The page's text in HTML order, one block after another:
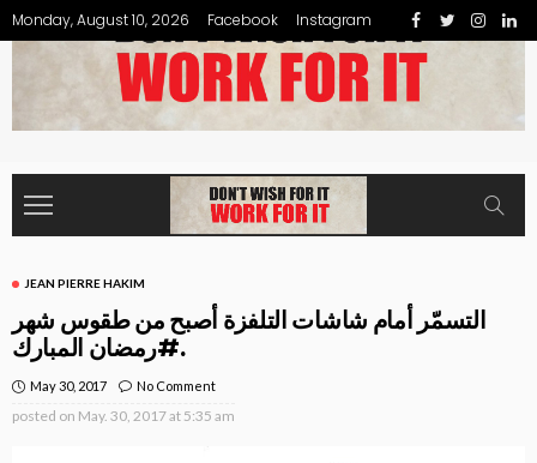
Monday, August 10, 2026 Facebook Instagram
JEAN PIERRE HAKIM
التسمّر أمام شاشات التلفزة أصبح من طقوس شهر
#رمضان المبارك.
May 30, 2017 No Comment
posted on May. 30, 2017 at 5:35 am